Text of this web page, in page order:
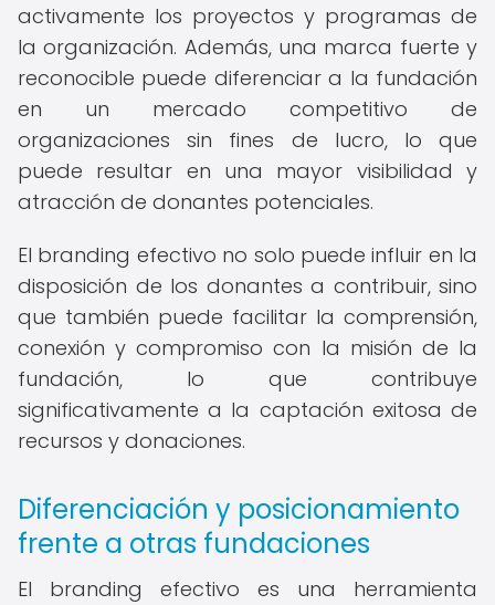
activamente los proyectos y programas de
la organización. Además, una marca fuerte y
reconocible puede diferenciar a la fundación
en un mercado competitivo de
organizaciones sin fines de lucro, lo que
puede resultar en una mayor visibilidad y
atracción de donantes potenciales.
El branding efectivo no solo puede influir en la
disposición de los donantes a contribuir, sino
que también puede facilitar la comprensión,
conexión y compromiso con la misión de la
fundación, lo que contribuye
significativamente a la captación exitosa de
recursos y donaciones.
Diferenciación y posicionamiento
frente a otras fundaciones
El branding efectivo es una herramienta